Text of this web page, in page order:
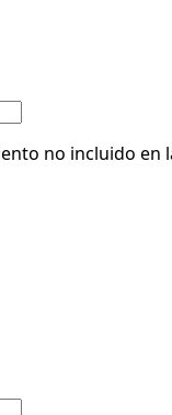
no incluido en